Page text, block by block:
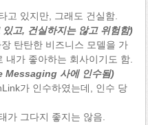
고 있지만, 그래도 건실함.
고, 건실하지는 않고 위험함)
탄탄한 비즈니스 모델을 가
내가 좋아하는 회사이기도 함.
Messaging 사에 인수됨)
가 인수하였는데, 인수 당
가 그다지 좋지는 않음.